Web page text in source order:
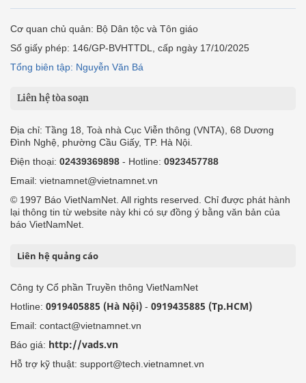
Cơ quan chủ quản: Bộ Dân tộc và Tôn giáo
Số giấy phép: 146/GP-BVHTTDL, cấp ngày 17/10/2025
Tổng biên tập: Nguyễn Văn Bá
Liên hệ tòa soạn
Địa chỉ: Tầng 18, Toà nhà Cục Viễn thông (VNTA), 68 Dương
Đình Nghệ, phường Cầu Giấy, TP. Hà Nội.
Điện thoại: 02439369898 - Hotline: 0923457788
Email: vietnamnet@vietnamnet.vn
© 1997 Báo VietNamNet. All rights reserved. Chỉ được phát hành
lại thông tin từ website này khi có sự đồng ý bằng văn bản của
báo VietNamNet.
Liên hệ quảng cáo
Công ty Cổ phần Truyền thông VietNamNet
Hotline: 0919405885 (Hà Nội) - 0919435885 (Tp.HCM)
Email: contact@vietnamnet.vn
Báo giá: http://vads.vn
Hỗ trợ kỹ thuật: support@tech.vietnamnet.vn